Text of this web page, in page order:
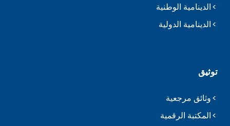
الدينامية الوطنية
الدينامية الدولية
توثيق
وثائق مرجعية
المكتبة الرقمية